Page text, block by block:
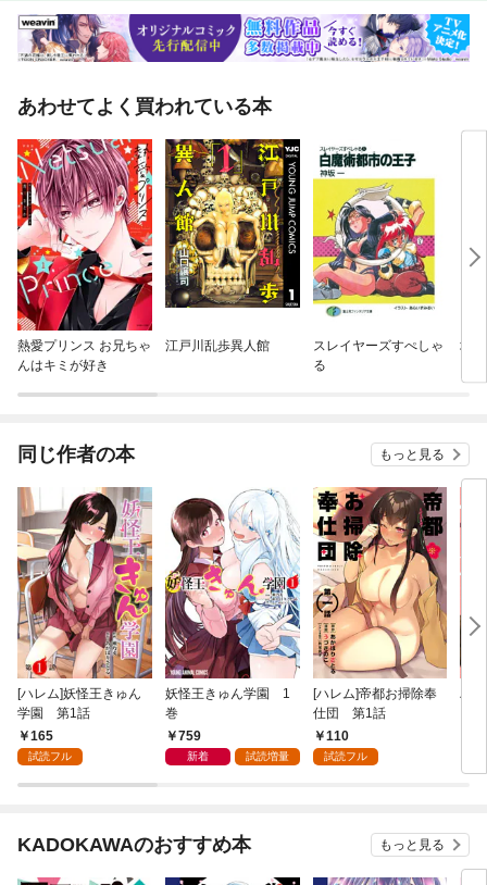
あわせてよく買われている本
熱愛プリンス お兄ちゃ
んはキミが好き
江戸川乱歩異人館
スレイヤーズすぺしゃ
る
境
同じ作者の本 もっと見る
[ハレム]妖怪王きゅん
学園 第1話
165
試読フル
妖怪王きゅん学園 1
巻
759
新着 試読増量
[ハレム]帝都お掃除奉
仕団 第1話
110
試読フル
ハ
KADOKAWAのおすすめ本 もっと見る